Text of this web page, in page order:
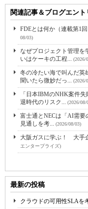
関連記事＆ブログエント
FDEとは何か（連載第1
08/03)
なぜプロジェクト管理を
いはケーキの工程... (2026/
冬の冷たい海で叫んだ英
聞いたら微妙だっ... (2026/
「日本IBMのNHK案件
退時代のリスク... (2026/08/
富士通とNECは「AI需
見通しを考... (2026/08/03)
大阪ガスに学ぶ！ 大手
エンタープライズ)
最新の投稿
クラウドの可用性SLAを